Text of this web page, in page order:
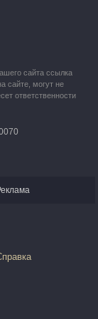
сайта ссылка
сайте, могут не
ответственности